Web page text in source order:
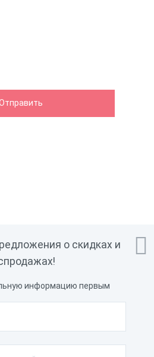

о скидках и
информацию первым